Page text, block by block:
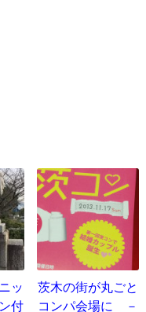
ッ
付
茨木の街が丸ごと
コンパ会場に －